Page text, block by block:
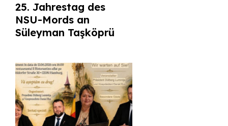
25. Jahrestag des
NSU-Mords an
Süleyman Taşköprü